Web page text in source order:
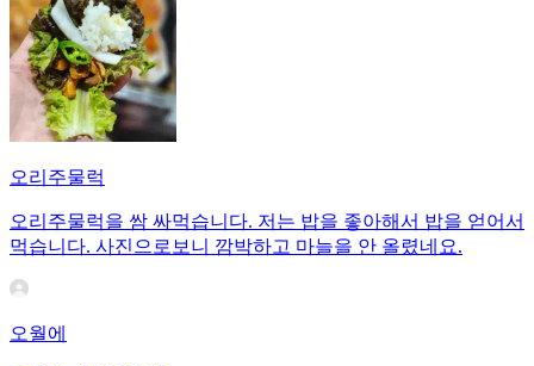
오리주물럭
오리주물럭을 쌈 싸먹습니다. 저는 밥을 좋아해서 밥을 얻어서
먹습니다. 사진으로보니 깜박하고 마늘을 안 올렸네요.
오월에